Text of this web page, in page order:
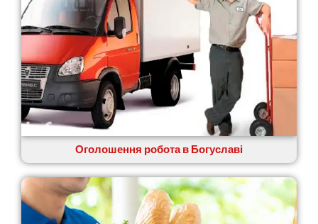
Южноукраїнськ
Запоріжжя
Зарічани
Зазим’я
Здолбунів
Жовті Води
Житомир
Зміїв
Звенигородка
Звягель
Оголошення робота в Богуславі